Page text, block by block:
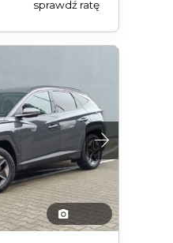
sprawdź ratę